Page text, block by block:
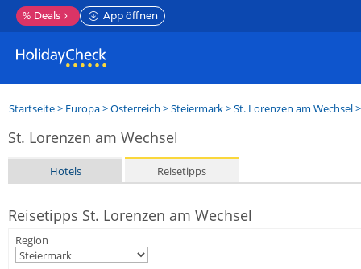
% Deals App öffnen
Startseite> Europa>Österreich >Steiermark>St. Lorenzen am Wechsel
St. Lorenzen am Wechsel
Hotels Reisetipps
Reisetipps St. Lorenzen am Wechsel
Region